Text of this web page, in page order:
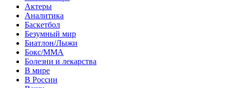
Актеры
Аналитика
Баскетбол
Безумный мир
Биатлон/Лыжи
Бокс/MMA
Болезни и лекарства
В мире
В России